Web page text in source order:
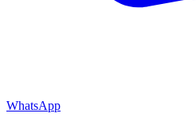
WhatsApp